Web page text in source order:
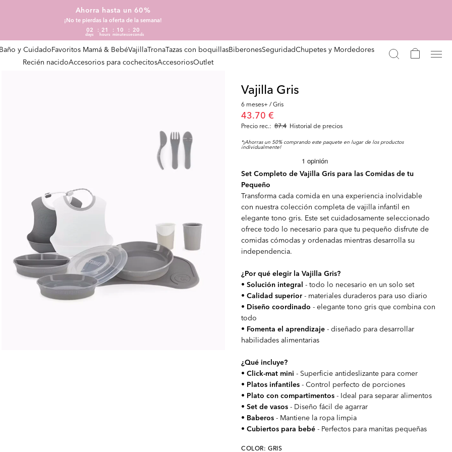
Ahorra hasta un 60%
¡No te pierdas la oferta de la semana!
02
days
21
hours
10
minutes
20
seconds
y CuidadoFavoritos Mamá & BebéVajillaTronaTazas con boquillasBiberonesSeguridadChupetes y Mordedores
Recién nacidoAccesorios para cochecitosAccesoriosOutlet
Vajilla Gris
6 meses+ / Gris
Precio rec.: 87.4
43.70 €
Historial de precios
*¡Ahorras un 50% comprando este paquete en lugar de los productos
individualmente!
Set Completo de Vajilla Gris para las Comidas de tu
Pequeño
Transforma cada comida en una experiencia inolvidable
con nuestra colección completa de vajilla infantil en
elegante tono gris. Este set cuidadosamente seleccionado
ofrece todo lo necesario para que tu pequeño disfrute de
comidas cómodas y ordenadas mientras desarrolla su
independencia.
¿Por qué elegir la Vajilla Gris?
• Solución integral - todo lo necesario en un solo set
• Calidad superior - materiales duraderos para uso diario
• Diseño coordinado - elegante tono gris que combina con
todo
• Fomenta el aprendizaje - diseñado para desarrollar
habilidades alimentarias
¿Qué incluye?
• Click-mat mini - Superficie antideslizante para comer
• Platos infantiles - Control perfecto de porciones
• Plato con compartimentos - Ideal para separar alimentos
• Set de vasos - Diseño fácil de agarrar
• Baberos - Mantiene la ropa limpia
• Cubiertos para bebé - Perfectos para manitas pequeñas
COLOR: GRIS